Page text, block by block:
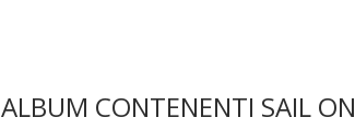
ALBUM CONTENENTI SAIL ON